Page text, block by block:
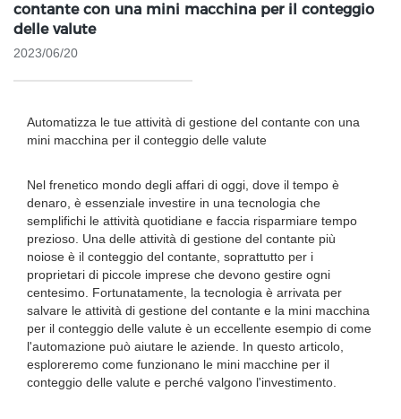
contante con una mini macchina per il conteggio
delle valute
2023/06/20
Automatizza le tue attività di gestione del contante con una
mini macchina per il conteggio delle valute
Nel frenetico mondo degli affari di oggi, dove il tempo è
denaro, è essenziale investire in una tecnologia che
semplifichi le attività quotidiane e faccia risparmiare tempo
prezioso. Una delle attività di gestione del contante più
noiose è il conteggio del contante, soprattutto per i
proprietari di piccole imprese che devono gestire ogni
centesimo. Fortunatamente, la tecnologia è arrivata per
salvare le attività di gestione del contante e la mini macchina
per il conteggio delle valute è un eccellente esempio di come
l'automazione può aiutare le aziende. In questo articolo,
esploreremo come funzionano le mini macchine per il
conteggio delle valute e perché valgono l'investimento.